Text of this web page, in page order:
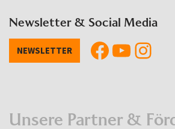
Newsletter & Social Media
NEWSLETTER
Unsere Partner &